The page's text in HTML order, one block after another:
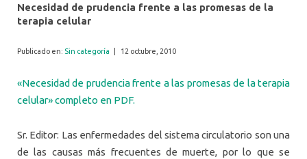
Necesidad de prudencia frente a las promesas de la
terapia celular
Publicado en: Sin categoría 12 octubre, 2010
«Necesidad de prudencia frente a las promesas de la terapia
celular» completo en PDF.
Sr. Editor: Las enfermedades del sistema circulatorio son una
de las causas más frecuentes de muerte, por lo que se